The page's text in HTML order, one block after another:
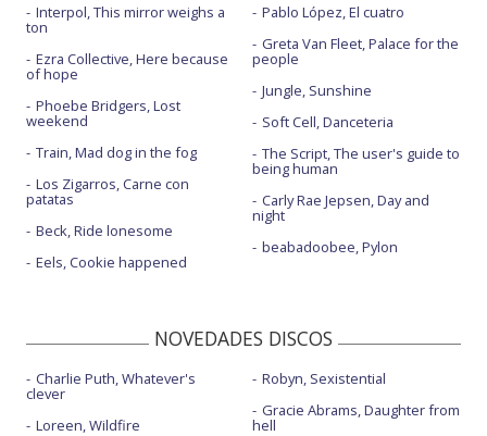
Interpol, This mirror weighs a
ton
Ezra Collective, Here because
of hope
Phoebe Bridgers, Lost
weekend
Train, Mad dog in the fog
Los Zigarros, Carne con
patatas
Beck, Ride lonesome
Eels, Cookie happened
Pablo López, El cuatro
Greta Van Fleet, Palace for the
people
Jungle, Sunshine
Soft Cell, Danceteria
The Script, The user's guide to
being human
Carly Rae Jepsen, Day and
night
beabadoobee, Pylon
NOVEDADES DISCOS
Charlie Puth, Whatever's
clever
Loreen, Wildfire
Robyn, Sexistential
Gracie Abrams, Daughter from
hell